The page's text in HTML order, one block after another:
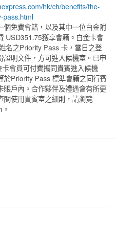
hk/ch/benefits/the-
pass.html
個免費會籍，以及其中一位白金附
USD351.75獲享會籍。白金卡會
名之Priority Pass 卡，當日之登
證明文件，方可進入候機室。已申
會員可付費攜同貴賓進入候機
於Priority Pass 標準會籍之同行賓
賬戶內。合作夥伴及禮遇會有所更
閱使用貴賓室之細則，請瀏覽